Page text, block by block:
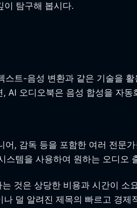
이 탐구해 봅시다.
트-음성 변환과 같은 기술을
AI 오디오북은 음성 합성을 자
, 감독 등을 포함한 여러 전문
템을 사용하여 원하는 오디오
것은 상당한 비용과 시간이
덜 알려진 제목의 빠르고 경제